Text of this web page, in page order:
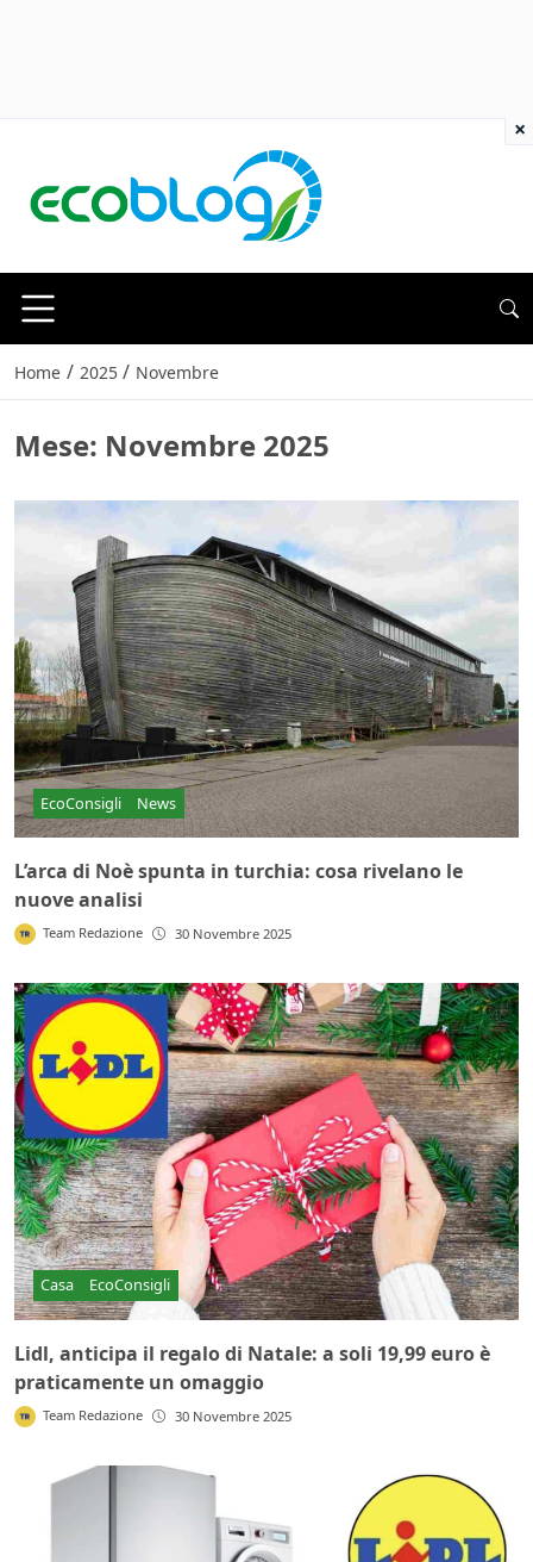
Home / 2025 / Novembre
Mese: Novembre 2025
EcoConsigli News
L’arca di Noè spunta in turchia: cosa rivelano le
nuove analisi
Team Redazione 30 Novembre 2025
Casa EcoConsigli
Lidl, anticipa il regalo di Natale: a soli 19,99 euro è
praticamente un omaggio
Team Redazione 30 Novembre 2025
×